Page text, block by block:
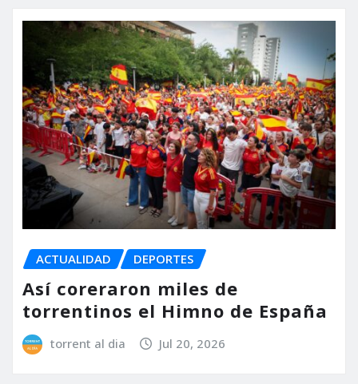
ACTUALIDAD DEPORTES
Así coreraron miles de
torrentinos el Himno de España
torrent al dia Jul 20, 2026